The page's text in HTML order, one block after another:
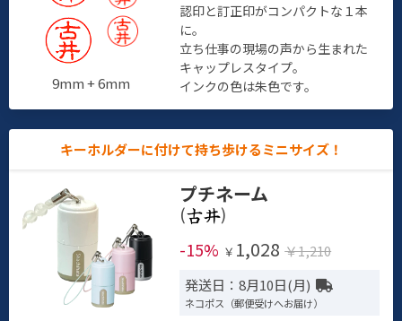
9mm + 6mm
認印と訂正印がコンパクトな１本
に。
立ち仕事の現場の声から生まれた
キャップレスタイプ。
インクの色は朱色です。
キーホルダーに付けて持ち歩けるミニサイズ！
プチネーム
(
)
-15% ￥ 1,028 ￥1,210
発送日：8月10日(月)
ネコポス（郵便受けへお届け）